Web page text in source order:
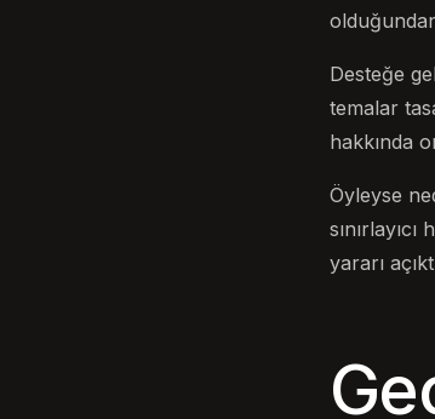
Desteğe
temalar
hakkında
Öyleyse
yararı